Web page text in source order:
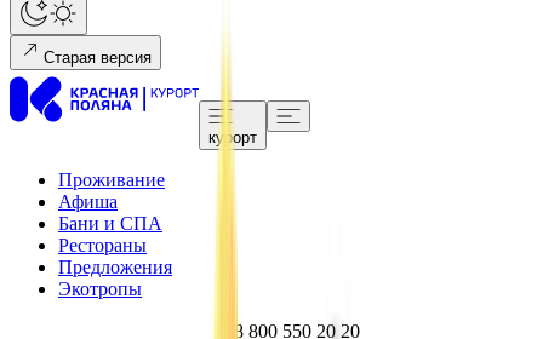
Старая версия
курорт
Проживание
Афиша
Бани и СПА
Рестораны
Предложения
Экотропы
8 800 550 20 20